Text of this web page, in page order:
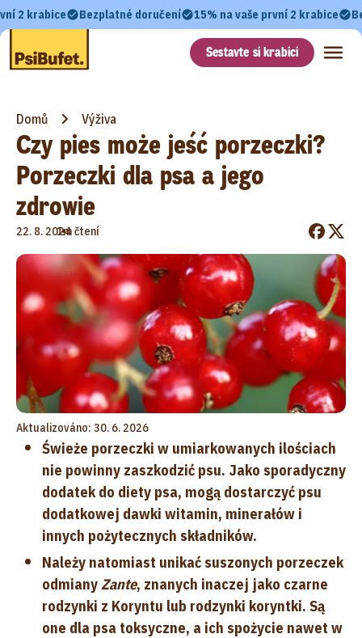
2 krabice Bezplatné doručení 15% na vaše první 2 krabice
Sestavte si krabici
Domů Výživa
Czy pies może jeść porzeczki?
Porzeczki dla psa a jego
zdrowie
22. 8. 2024
•
1m čtení
Aktualizováno: 30. 6. 2026
Świeże porzeczki w umiarkowanych ilościach
nie powinny zaszkodzić psu. Jako sporadyczny
dodatek do diety psa, mogą dostarczyć psu
dodatkowej dawki witamin, minerałów i
innych pożytecznych składników.
Należy natomiast unikać suszonych porzeczek
odmianyZante, znanych inaczej jako czarne
rodzynki z Koryntu lub rodzynki koryntki. Są
one dla psa toksyczne, a ich spożycie nawet w